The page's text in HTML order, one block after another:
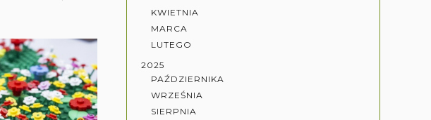
KWIETNIA
MARCA
LUTEGO
2025
PAŹDZIERNIKA
WRZEŚNIA
SIERPNIA